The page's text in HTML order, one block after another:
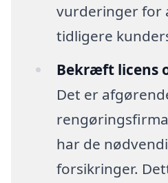
vurderinger for
tidligere
Bekræft licens
Det er
har de
forsikringer.